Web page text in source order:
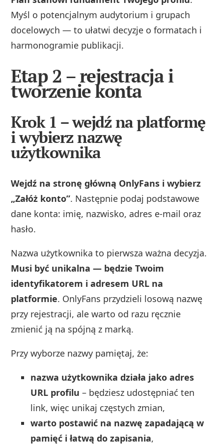
Myśl o potencjalnym audytorium i grupach
docelowych — to ułatwi decyzje o formatach i
harmonogramie publikacji.
Etap 2 – rejestracja i
tworzenie konta
Krok 1 – wejdź na platformę
i wybierz nazwę
użytkownika
Wejdź na stronę główną OnlyFans i wybierz
„Załóż konto”. Następnie podaj podstawowe
dane konta: imię, nazwisko, adres e‑mail oraz
hasło.
Nazwa użytkownika to pierwsza ważna decyzja.
Musi być unikalna — będzie Twoim
identyfikatorem i adresem URL na
platformie. OnlyFans przydzieli losową nazwę
przy rejestracji, ale warto od razu ręcznie
zmienić ją na spójną z marką.
Przy wyborze nazwy pamiętaj, że:
nazwa użytkownika działa jako adres
URL profilu – będziesz udostępniać ten
link, więc unikaj częstych zmian,
warto postawić na nazwę zapadającą w
pamięć i łatwą do zapisania,